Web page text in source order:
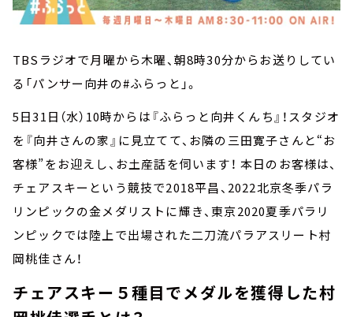
TBSラジオで月曜から木曜、朝8時30分からお送りしてい
る「パンサー向井の#ふらっと」。
5日31日（水）10時からは『ふらっと向井くんち』！スタジオ
を『向井さんの家』に見立てて、お隣の三田寛子さんと“お
客様”をお迎えし、お土産話を伺います！ 本日のお客様は、
チェアスキーという競技で2018平昌、2022北京冬季パラ
リンピックの金メダリストに輝き、東京2020夏季パラリ
ンピックでは陸上で出場された二刀流パラアスリート村
岡桃佳さん！
チェアスキー５種目でメダルを獲得した村